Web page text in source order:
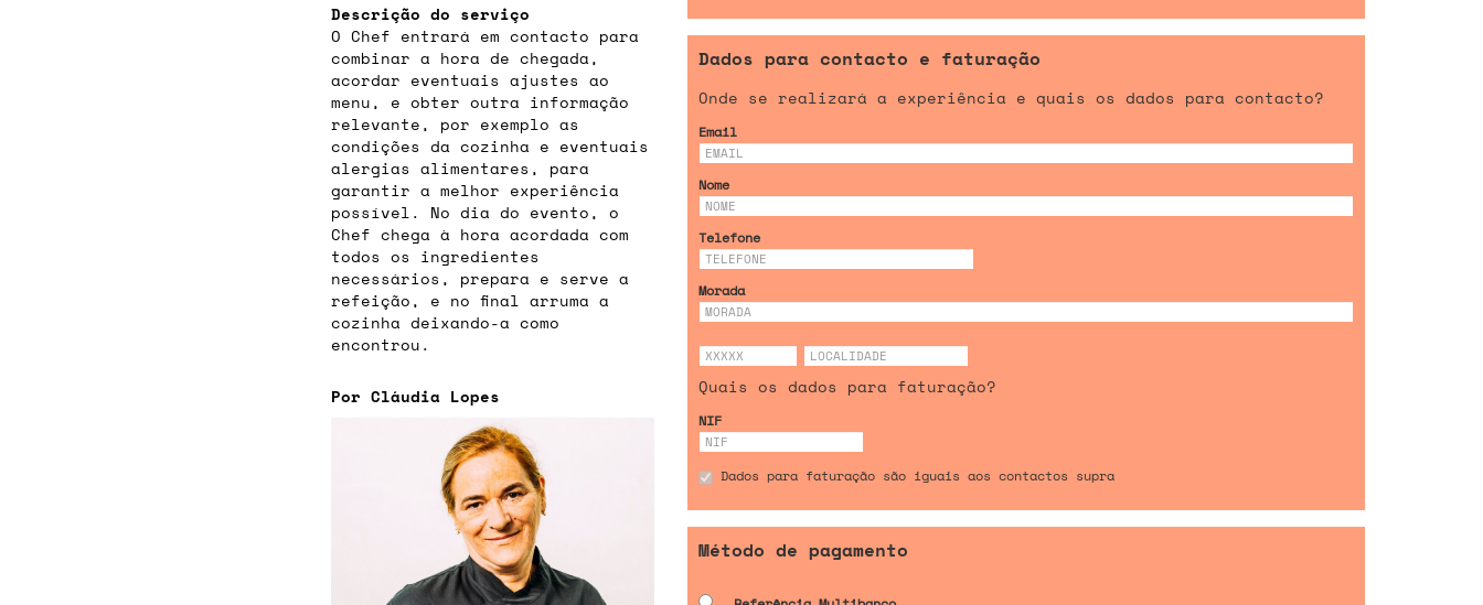
Descrição do serviço
O Chef entrará em contacto para
combinar a hora de chegada,
acordar eventuais ajustes ao
menu, e obter outra informação
relevante, por exemplo as
condições da cozinha e eventuais
alergias alimentares, para
garantir a melhor experiência
possível. No dia do evento, o
Chef chega à hora acordada com
todos os ingredientes
necessários, prepara e serve a
refeição, e no final arruma a
cozinha deixando-a como
encontrou.
Por Cláudia Lopes
Dados para contacto e faturação
Onde se realizará a experiência e quais os dados para contacto?
Email
Nome
Telefone
Morada
Quais os dados para faturação?
NIF
Dados para faturação são iguais aos contactos supra
Método de pagamento